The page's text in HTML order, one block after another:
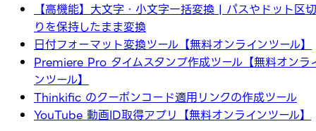
【高機能】大文字・小文字一括変換 | パスやドット区切
りを保持したまま変換
日付フォーマット変換ツール【無料オンラインツール】
Premiere Pro タイムスタンプ作成ツール【無料オンラ
ンツール】
Thinkific のクーポンコード適用リンクの作成ツール
YouTube 動画ID取得アプリ【無料オンラインツール】